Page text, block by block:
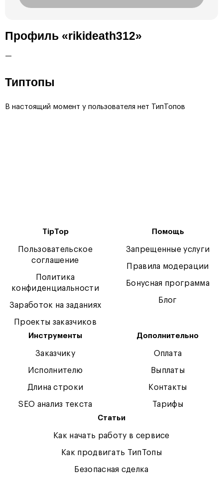
Профиль «rikideath312»
—
Типтопы
В настоящий момент у пользователя нет ТипТопов
TipTop
Пользовательское
соглашение
Политика
конфиденциальности
Заработок на заданиях
Проекты заказчиков
Помощь
Запрещенные услуги
Правила модерации
Бонусная программа
Блог
Инструменты
Заказчику
Исполнителю
Длина строки
SEO анализ текста
Дополнительно
Оплата
Выплаты
Контакты
Тарифы
Статьи
Как начать работу в сервисе
Как продвигать ТипТопы
Безопасная сделка